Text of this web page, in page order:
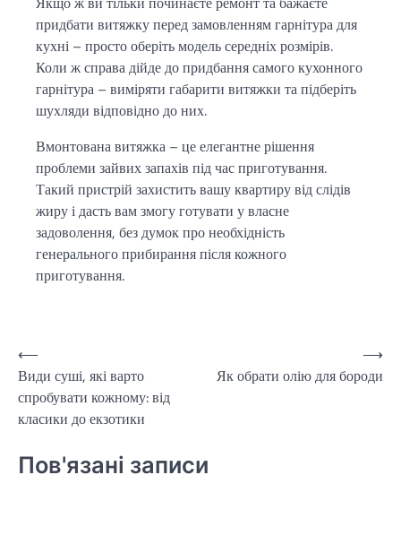
придбати витяжку перед замовленням гарнітура для
кухні – просто оберіть модель середніх розмірів.
Коли ж справа дійде до придбання самого кухонного
гарнітура – виміряти габарити витяжки та підберіть
шухляди відповідно до них.
Вмонтована витяжка – це елегантне рішення
проблеми зайвих запахів під час приготування.
Такий пристрій захистить вашу квартиру від слідів
жиру і дасть вам змогу готувати у власне
задоволення, без думок про необхідність
генерального прибирання після кожного
приготування.
Навігація
записів
⟵
Види суші, які варто
спробувати кожному: від
класики до екзотики
Як обрати олію для бороди
⟶
Пов'язані записи